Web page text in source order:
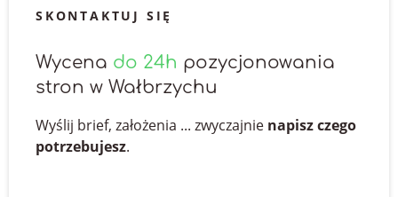
SKONTAKTUJ SIĘ
Wycena do 24h pozycjonowania
stron w Wałbrzychu
Wyślij brief, założenia ... zwyczajnie napisz czego
potrzebujesz.